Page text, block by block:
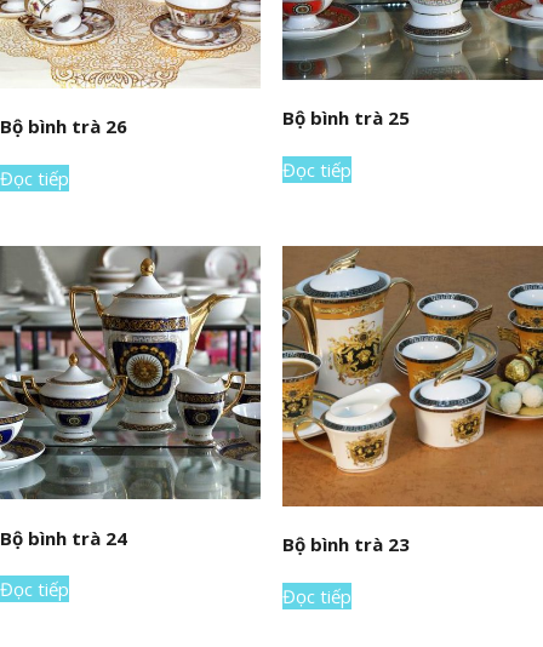
Bộ bình trà 26
Đọc tiếp
Bộ bình trà 25
Đọc tiếp
Bộ bình trà 24
Đọc tiếp
Bộ bình trà 23
Đọc tiếp